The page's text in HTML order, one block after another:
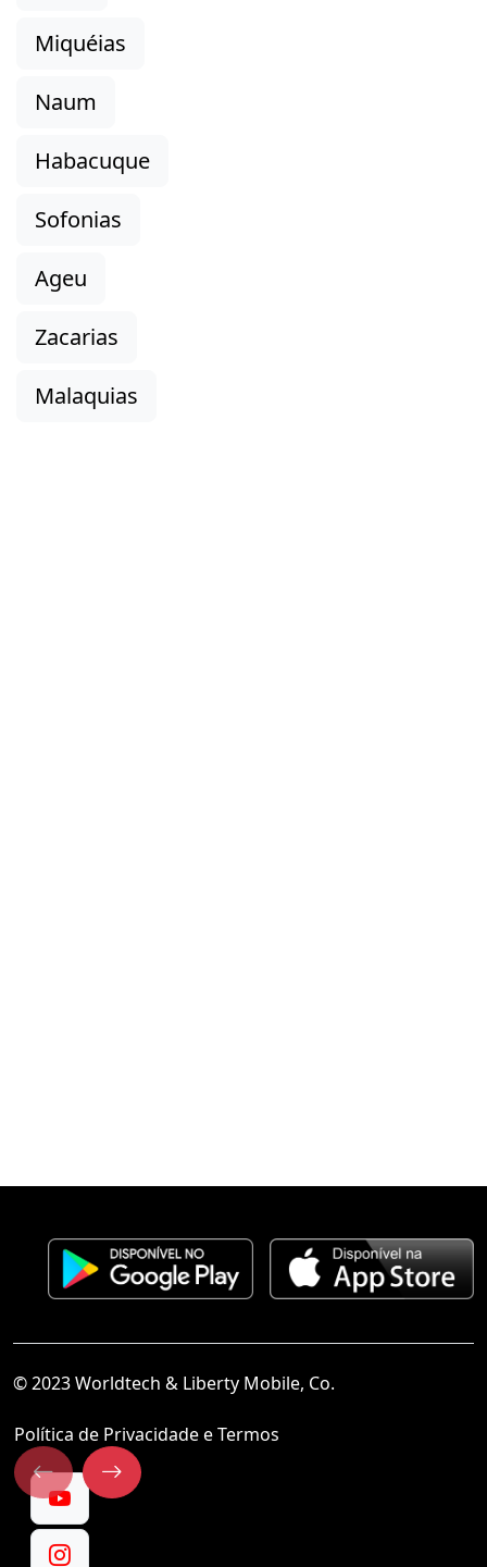
Miquéias
Naum
Habacuque
Sofonias
Ageu
Zacarias
Malaquias
© 2023 Worldtech & Liberty Mobile, Co.
Política de Privacidade e Termos